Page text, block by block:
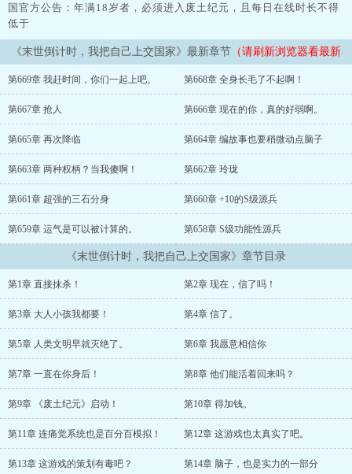
国官方公告：年满18岁者，必须进入废土纪元，且每日在线时长不得
低于
《末世倒计时，我把自己上交国家》最新章节 （请刷新浏览器看最新
章节）
第669章 我赶时间，你们一起上吧。 第668章 全身长毛了不起啊！
第667章 抢人 第666章 现在的你，真的好弱啊。
第665章 再次降临 第664章 编故事也要稍微动点脑子
第663章 两种权柄？当我傻啊！ 第662章 玲珑
第661章 超强的三石分身 第660章 +10的S级源兵
第659章 运气是可以被计算的。 第658章 S级功能性源兵
《末世倒计时，我把自己上交国家》章节目录
第1章 直接抹杀！ 第2章 现在，信了吗！
第3章 大人小孩我都要！ 第4章 信了。
第5章 人类文明早就灭绝了。 第6章 我愿意相信你
第7章 一直在你身后！ 第8章 他们能活着回来吗？
第9章 《废土纪元》启动！ 第10章 得加钱。
第11章 连痛觉系统也是百分百模拟！ 第12章 这游戏也太真实了吧。
第13章 这游戏的策划有毒吧？ 第14章 脑子，也是实力的一部分